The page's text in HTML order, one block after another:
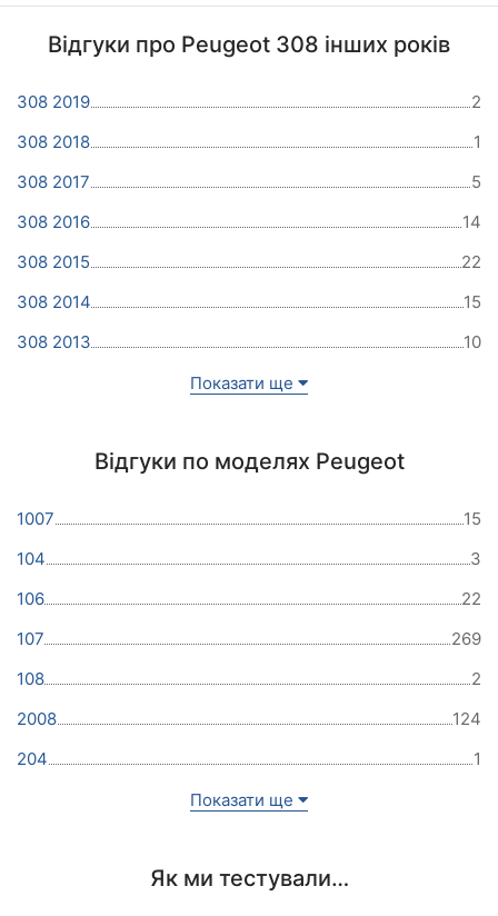
Відгуки про Peugeot 308 інших років
308 2019
2
308 2018
1
308 2017
5
308 2016
14
308 2015
22
308 2014
15
308 2013
10
Показати ще
Відгуки по моделях Peugeot
1007
15
104
3
106
22
107
269
108
2
2008
124
204
1
Показати ще
Як ми тестували…